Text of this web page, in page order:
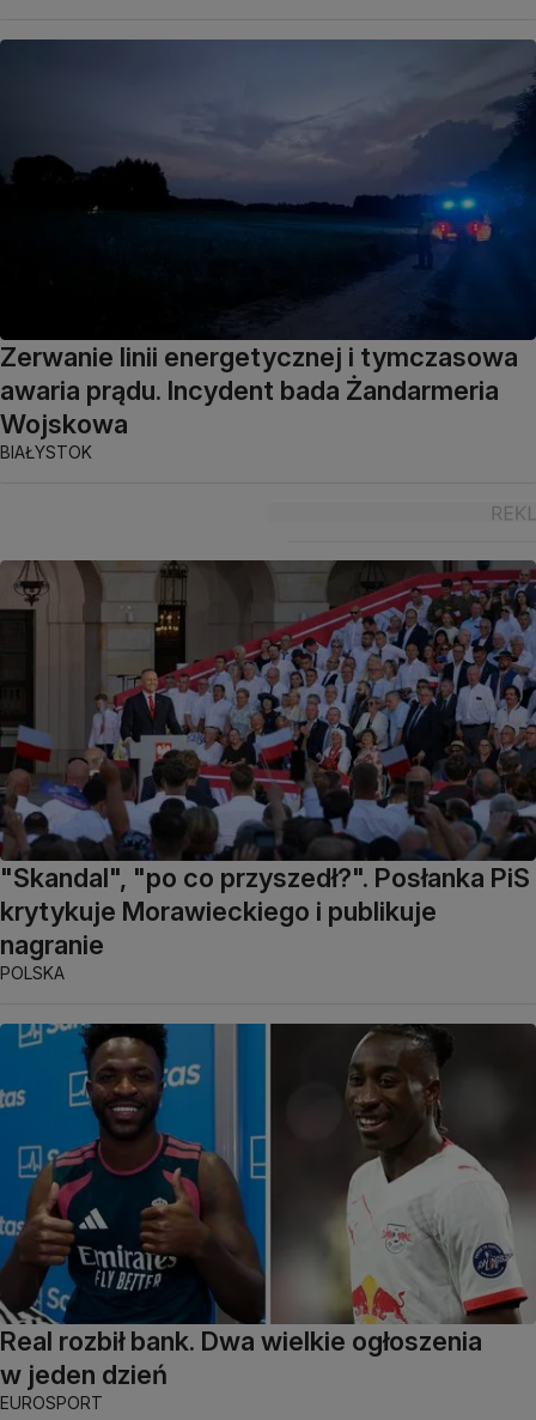
Zerwanie linii energetycznej i tymczasowa
awaria prądu. Incydent bada Żandarmeria
Wojskowa
BIAŁYSTOK
"Skandal", "po co przyszedł?". Posłanka PiS
krytykuje Morawieckiego i publikuje
nagranie
POLSKA
Real rozbił bank. Dwa wielkie ogłoszenia
w jeden dzień
EUROSPORT